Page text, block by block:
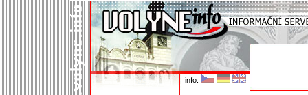
info: